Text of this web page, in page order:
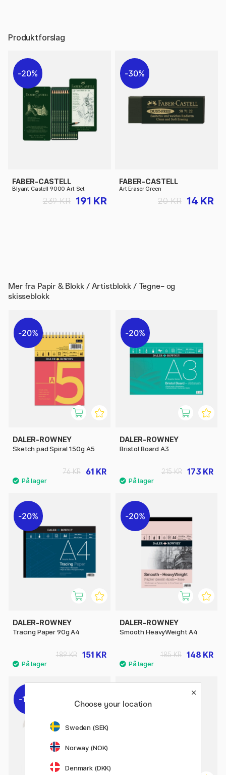
Produktforslag
20%
FABER-CASTELL
Blyant Castell 9000 Art Set
191 KR
239 KR
30%
FABER-CASTELL
Art Eraser Green
14 KR
20 KR
Mer fra Papir & Blokk / Artistblokk / Tegne- og
skisseblokk
20%
DALER-ROWNEY
Sketch pad Spiral 150g A5
61 KR
76 KR
20%
DALER-ROWNEY
Bristol Board A3
173 KR
215 KR
20%
DALER-ROWNEY
Tracing Paper 90g A4
151 KR
189 KR
20%
DALER-ROWNEY
Smooth HeavyWeight A4
148 KR
185 KR
10% 20%
Choose your location
Sweden (SEK)
Norway (NOK)
Denmark (DKK)